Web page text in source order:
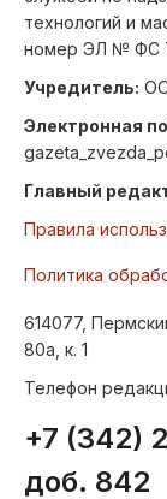
технологий и
номер ЭЛ № ФС
Учредитель:
Электронная
Главный
Правила
Политика
614077,
80а, к. 1
Телефон
+7 (342)
доб. 842